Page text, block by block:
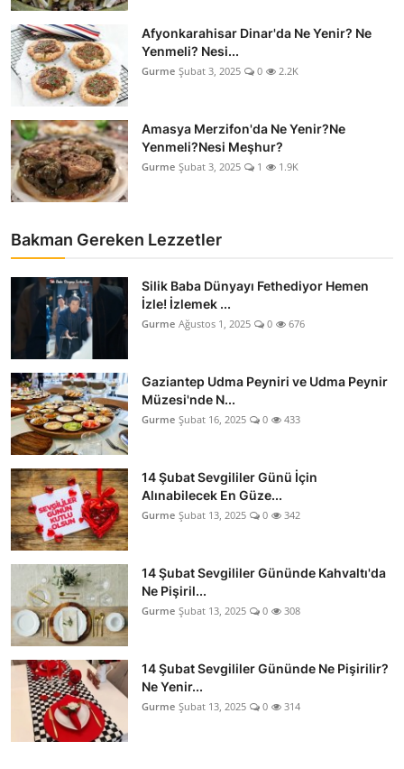
Gıda Sözlüğü & Nedir?
Yemek Tarifleri & Menüler
Afyonkarahisar Dinar'da Ne Yenir? Ne
Yenmeli? Nesi...
Gurme Şubat 3, 2025 0 2.2K
Amasya Merzifon'da Ne Yenir?Ne
Yenmeli?Nesi Meşhur?
Gurme Şubat 3, 2025 1 1.9K
Bakman Gereken Lezzetler
Silik Baba Dünyayı Fethediyor Hemen
İzle! İzlemek ...
Gurme Ağustos 1, 2025 0 676
Gaziantep Udma Peyniri ve Udma Peynir
Müzesi'nde N...
Gurme Şubat 16, 2025 0 433
14 Şubat Sevgililer Günü İçin
Alınabilecek En Güze...
Gurme Şubat 13, 2025 0 342
14 Şubat Sevgililer Gününde Kahvaltı'da
Ne Pişiril...
Gurme Şubat 13, 2025 0 308
14 Şubat Sevgililer Gününde Ne Pişirilir?
Ne Yenir...
Gurme Şubat 13, 2025 0 314